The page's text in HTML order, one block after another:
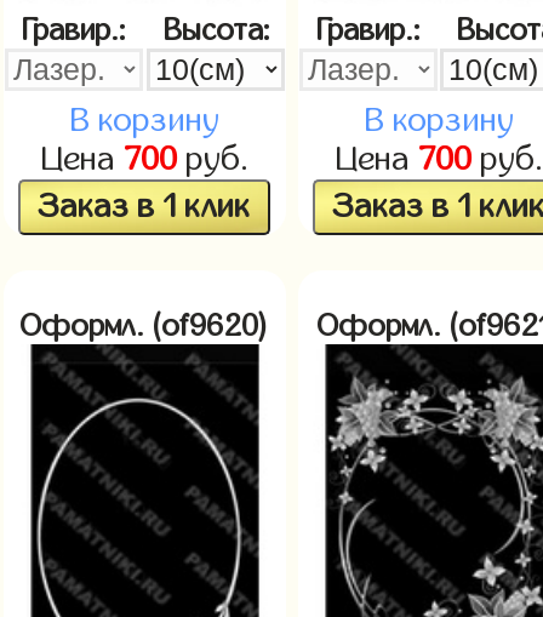
Гравир.: Высота:
В корзину
Цена 700руб.
Заказ в 1 клик
Гравир.:
В корзину
Цена 700руб.
Заказ в 1
Оформл. (of9620) Оформл.